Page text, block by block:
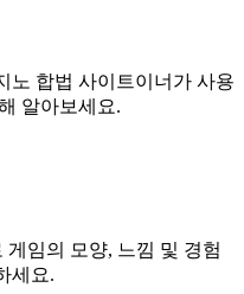
노 합법 사이트이너가 사용
알아보세요.
임의 모양, 느낌 및 경험
세요.